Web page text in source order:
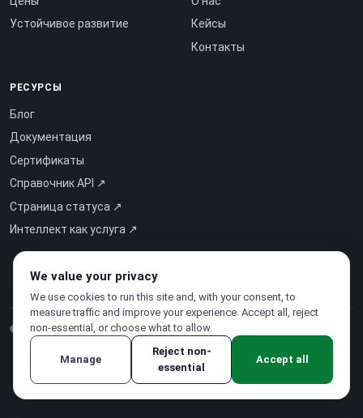
Устойчивое развитие
Кейсы
Контакты
РЕСУРСЫ
Блог
Документация
Сертификаты
Справочник API ↗
Страница статуса ↗
Интеллект как услуга ↗
© 2026 CloudSigma Holding AG.Все права защищены
Политика конфиденциальности·Условия использования
We value your privacy
We use cookies to run this site and, with your consent, to
measure traffic and improve your experience. Accept all, reject
non-essential, or choose what to allow.
Manage
Reject non-
essential
Accept all